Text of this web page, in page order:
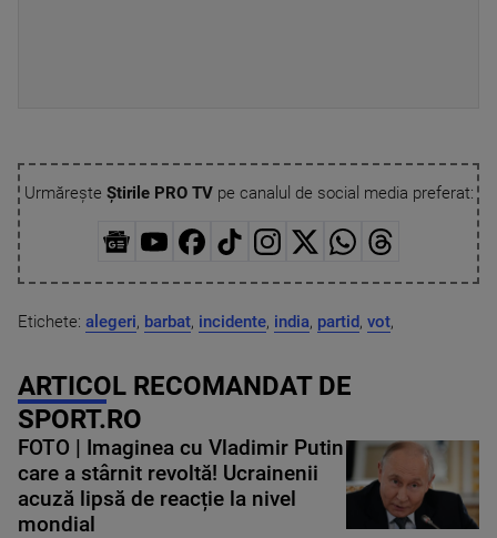
Urmărește Știrile PRO TVpe canalul de social media preferat:
Etichete: alegeri, barbat, incidente, india, partid, vot,
ARTICOL RECOMANDAT DE
SPORT.RO
FOTO | Imaginea cu Vladimir Putin
care a stârnit revoltă! Ucrainenii
acuză lipsă de reacție la nivel
mondial